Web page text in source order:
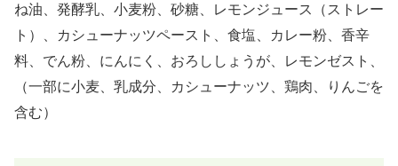
ね油、発酵乳、小麦粉、砂糖、レモンジュース（ストレー
ト）、カシューナッツペースト、食塩、カレー粉、香辛
料、でん粉、にんにく、おろししょうが、レモンゼスト、
（一部に小麦、乳成分、カシューナッツ、鶏肉、りんごを
含む）